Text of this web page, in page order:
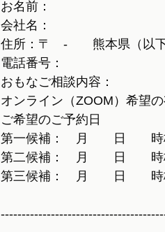
お名前：
会社名：
住所：〒　-　　熊本県（以
電話番号：
おもなご相談内容：
オンライン（ZOOM）希望
ご希望のご予約日
第一候補：　月　　日　　
第二候補：　月　　日　　
第三候補：　月　　日　　